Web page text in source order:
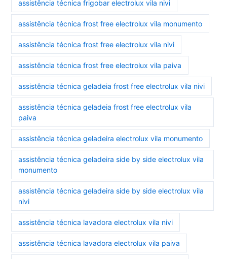
assistência técnica frigobar electrolux vila nivi
assistência técnica frost free electrolux vila monumento
assistência técnica frost free electrolux vila nivi
assistência técnica frost free electrolux vila paiva
assistência técnica geladeia frost free electrolux vila nivi
assistência técnica geladeia frost free electrolux vila
paiva
assistência técnica geladeira electrolux vila monumento
assistência técnica geladeira side by side electrolux vila
monumento
assistência técnica geladeira side by side electrolux vila
nivi
assistência técnica lavadora electrolux vila nivi
assistência técnica lavadora electrolux vila paiva